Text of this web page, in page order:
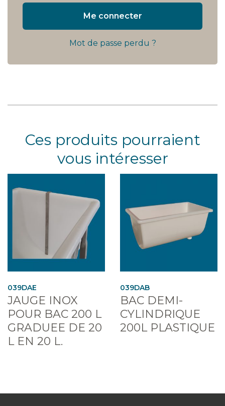
Me connecter
Mot de passe perdu ?
Ces produits pourraient
vous intéresser
039DAE
JAUGE INOX
POUR BAC 200 L
GRADUEE DE 20
L EN 20 L.
039DAB
BAC DEMI-
CYLINDRIQUE
200L PLASTIQUE